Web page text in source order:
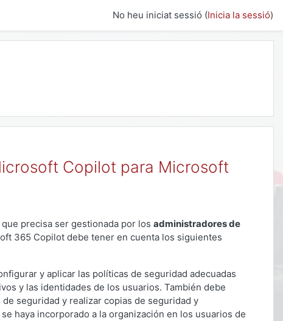
No heu iniciat sessió (Inicia la sessió)
Copilot para Microsoft
precisa ser gestionada por losadministradores de
365 Copilot debe tener en cuenta los siguientes
y aplicar las políticas de seguridad adecuadas
y las identidades de los usuarios. También debe
seguridad y realizar copias de seguridad y
haya incorporado a la organización en los usuarios de